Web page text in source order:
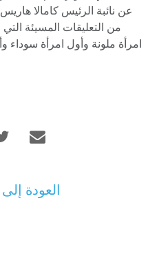
عن نائبة الرئيس كامالا
من التعليقات المسيئة
امرأة ملونة وأول امرأة
العودة إلى